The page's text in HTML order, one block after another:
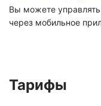
Вы можете
через мобильное
Тарифы